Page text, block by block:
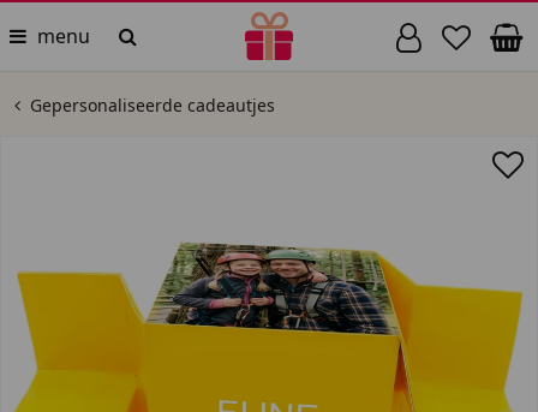
menu
Gepersonaliseerde cadeautjes